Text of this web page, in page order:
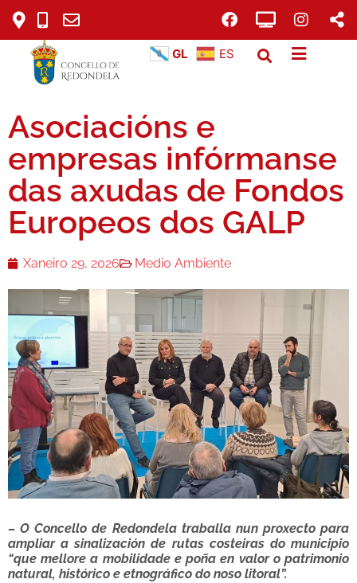
GL ES
Asociacións e
empresas infórmanse
das axudas de Fondos
Europeos dos GALP
Xaneiro 29, 2026 Medio Ambiente
– O Concello de Redondela traballa nun proxecto para
ampliar a sinalización de rutas costeiras do municipio
“que mellore a mobilidade e poña en valor o patrimonio
natural, histórico e etnográfico do noso litoral”.